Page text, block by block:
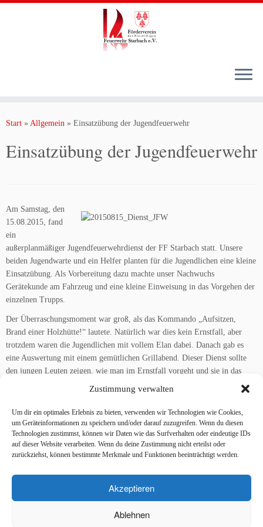
Zustimmung verwalten
Um dir ein optimales Erlebnis zu bieten, verwenden wir Technologien wie Cookies,
um Geräteinformationen zu speichern und/oder darauf zuzugreifen. Wenn du diesen
Technologien zustimmst, können wir Daten wie das Surfverhalten oder eindeutige IDs
auf dieser Website verarbeiten. Wenn du deine Zustimmung nicht erteilst oder
zurückziehst, können bestimmte Merkmale und Funktionen beeinträchtigt werden.
Akzeptieren
Ablehnen
Inhalt
Start » Allgemein » Einsatzübung der Jugendfeuerwehr
Einsatzübung der Jugendfeuerwehr
Am Samstag, den
15.08.2015, fand
ein
außerplanmäßiger Jugendfeuerwehrdienst der FF Starbach statt. Unsere
beiden Jugendwarte und ein Helfer planten für die Jugendlichen eine kleine
Einsatzübung. Als Vorbereitung dazu machte unser Nachwuchs
Gerätekunde am Fahrzeug und eine kleine Einweisung in das Vorgehen der
einzelnen Trupps.
Der Überraschungsmoment war groß, als das Kommando „Aufsitzen,
Brand einer Holzhütte!“ lautete. Natürlich war dies kein Ernstfall, aber
trotzdem waren die Jugendlichen mit vollem Elan dabei. Danach gab es
eine Auswertung mit einem gemütlichen Grillabend. Dieser Dienst sollte
den jungen Leuten zeigen, wie man im Ernstfall vorgeht und sie in das
Feuerwehrgeschehen langsam einführen. Alles in allem war es ein
Interesse an der Feuerwehr oder Jugendfeuerwehr?
Treffpunkt: Gerätehaus Starbach.